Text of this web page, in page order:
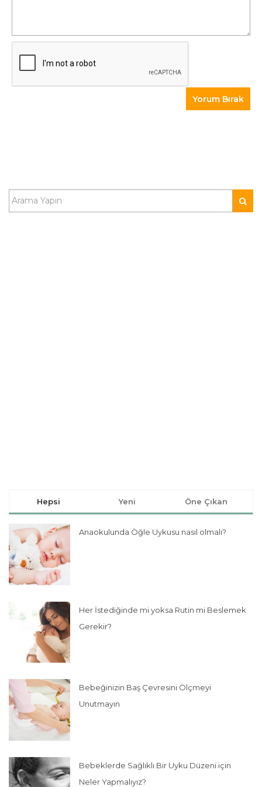
Hepsi Yeni Öne Çıkan
Anaokulunda Öğle Uykusu nasıl olmalı?
Her İstediğinde mi yoksa Rutin mi Beslemek
Gerekir?
Bebeğinizin Baş Çevresini Ölçmeyi
Unutmayın
Bebeklerde Sağlıklı Bir Uyku Düzeni için
Neler Yapmalıyız?